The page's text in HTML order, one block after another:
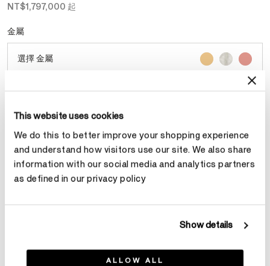
This website uses cookies
We do this to better improve your shopping experience
and understand how visitors use our site. We also share
information with our social media and analytics partners
as defined in our privacy policy
Show details
ALLOW ALL
NT$1,797,000 起
金屬
選擇 金屬
選擇 尺寸
克拉總重